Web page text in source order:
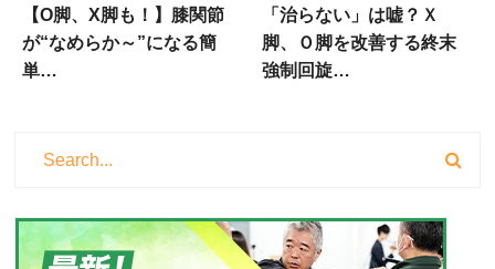
【O脚、X脚も！】膝関節
が“なめらか～”になる簡
単…
「治らない」は嘘？Ｘ
脚、Ｏ脚を改善する終末
強制回旋…